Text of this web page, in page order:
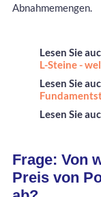
Abnahmemengen.
Lesen Sie
L-Steine -
Lesen Sie
Lesen Sie
Frage: Von
Preis von